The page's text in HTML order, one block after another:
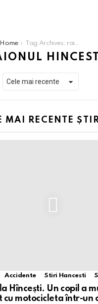
Home Tag Archives: raionul Hincesti
MAI RECENTE
Accidente Stiri Hancesti
Hîncești. Un copil a
cu motocicleta într-un